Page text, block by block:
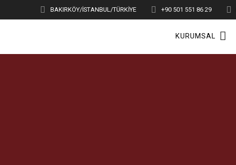
BAKIRKÖY/İSTANBUL/TÜRKİYE +90 501 551 86 29
KURUMSAL